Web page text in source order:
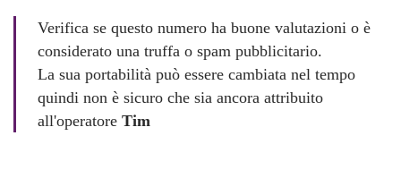
Verifica se questo numero ha buone valutazioni o è
considerato una truffa o spam pubblicitario.
La sua portabilità può essere cambiata nel tempo
quindi non è sicuro che sia ancora attribuito
all'operatoreTim